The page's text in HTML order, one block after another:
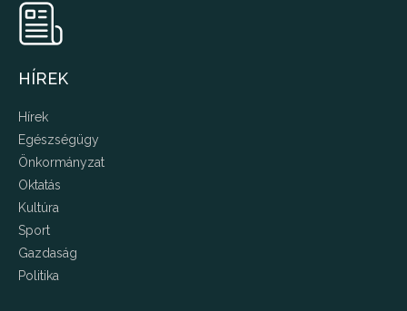
HÍREK
Hírek
Egészségügy
Önkormányzat
Oktatás
Kultúra
Sport
Gazdaság
Politika